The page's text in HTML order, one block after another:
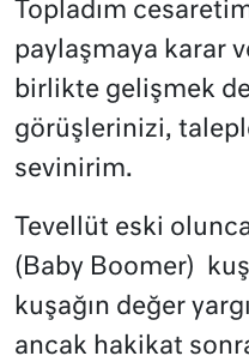
Topladım
paylaşmaya karar
birlikte gelişmek
görüşlerinizi,
sevinirim.
Tevellüt eski
(Baby Boomer)
kuşağın değer
ancak hakikat